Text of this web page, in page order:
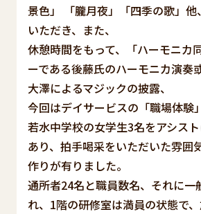
景色」 「朧月夜」「四季の歌」
いただき、また、
休憩時間をもって、「ハーモニカ
ーである後藤氏のハーモニカ演奏
大澤によるマジックの披露、
今回はデイサービスの「職場体験
若水中学校の女学生3名をアシス
あり、拍手喝采をいただいた雰囲
作りが有りました。
通所者24名と職員数名、それに一
れ、1階の研修室は満員の状態で